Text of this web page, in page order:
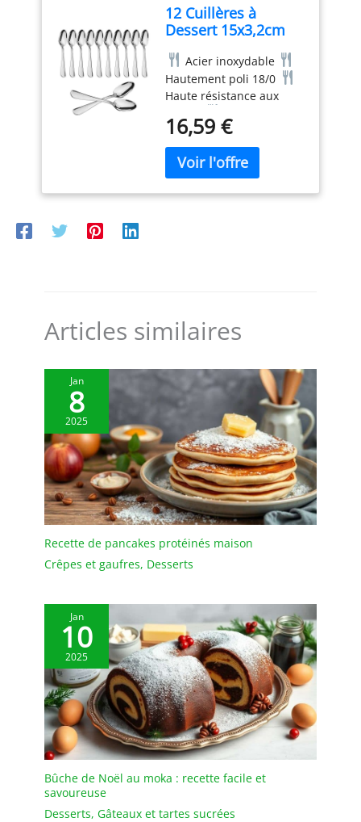
minimaliste et élégant
qui se combine
autres couverts
12 Cuillères à
Dessert 15x3,2cm
Hautement Poli 18/0
Acier inoxydable
Hautement poli 18/0
Haute résistance aux
16,59 €
Articles similaires
Jan
8
2025
Recette de pancakes protéinés maison
Crêpes et gaufres, Desserts
Jan
10
2025
Bûche de Noël au moka : recette facile et
savoureuse
Desserts, Gâteaux et tartes sucrées